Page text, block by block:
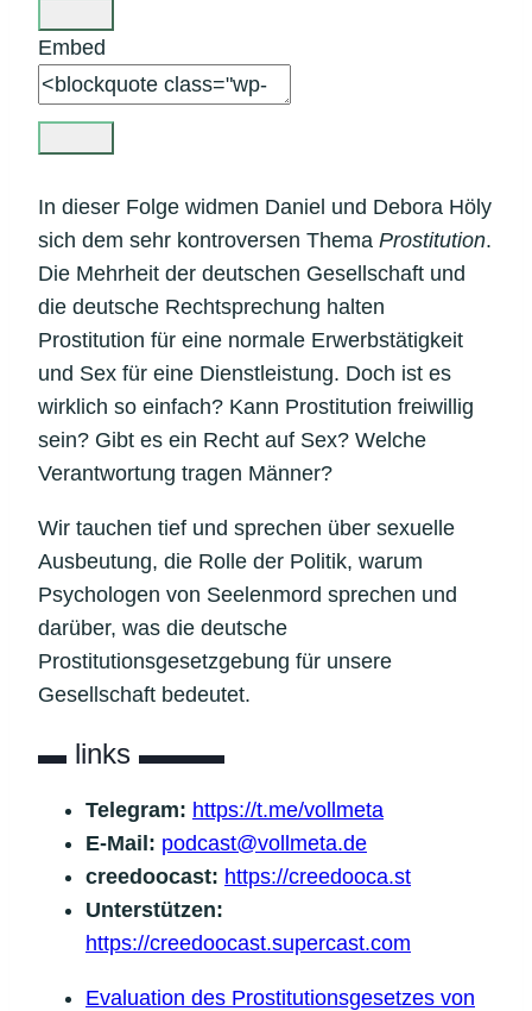
Embed
In dieser Folge widmen Daniel und Debora Höly
sich dem sehr kontroversen Thema Prostitution.
Die Mehrheit der deutschen Gesellschaft und
die deutsche Rechtsprechung halten
Prostitution für eine normale Erwerbstätigkeit
und Sex für eine Dienstleistung. Doch ist es
wirklich so einfach? Kann Prostitution freiwillig
sein? Gibt es ein Recht auf Sex? Welche
Verantwortung tragen Männer?
Wir tauchen tief und sprechen über sexuelle
Ausbeutung, die Rolle der Politik, warum
Psychologen von Seelenmord sprechen und
darüber, was die deutsche
Prostitutionsgesetzgebung für unsere
Gesellschaft bedeutet.
▬ links ▬▬▬
Telegram: https://t.me/vollmeta
E-Mail: podcast@vollmeta.de
creedoocast: https://creedooca.st
Unterstützen:
https://creedoocast.supercast.com
Evaluation des Prostitutionsgesetzes von